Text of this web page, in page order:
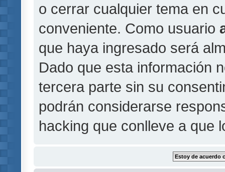
o cerrar cualquier tema en
conveniente. Como usuario
que haya ingresado será
Dado que esta información
tercera parte sin su
podrán considerarse
hacking que conlleve a que